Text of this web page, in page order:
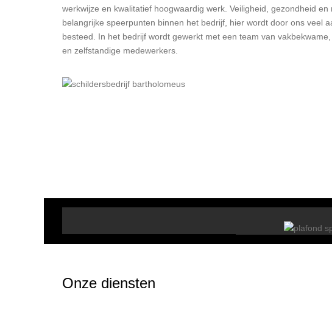
werkwijze en kwalitatief hoogwaardig werk. Veiligheid, gezondheid en
belangrijke speerpunten binnen het bedrijf, hier wordt door ons veel
besteed. In het bedrijf wordt gewerkt met een team van
en zelfstandige medewerkers.
Onze diensten